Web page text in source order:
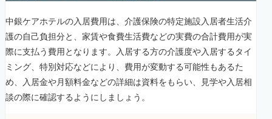
中銀ケアホテルの入居費用は、介護保険の特定施設入居者生活介
護の自己負担分と、家賃や食費生活費などの実費の合計費用が実
際に支払う費用となります。入居する方の介護度や入居するタイ
ミング、特別対応などにより、費用が変動する可能性もあるた
め、入居金や月額料金などの詳細は資料をもらい、見学や入居相
談の際に確認するようにしましょう。